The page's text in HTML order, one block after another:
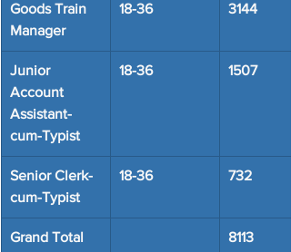
Goods Train
Manager
18-36 3144
Junior
Account
Assistant-
cum-Typist
18-36 1507
Senior Clerk-
cum-Typist
18-36 732
Grand Total 8113